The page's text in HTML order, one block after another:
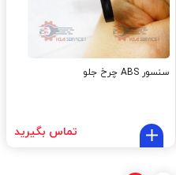
سنسور ABS چرخ جلو
تماس بگیرید